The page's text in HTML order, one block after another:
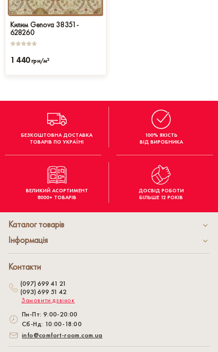
Килим Genova 38351-
628260
1 440 грн/м2
БЕЗКОШТОВНА ДОСТАВКА
ТОВАРІВ ПО УКРАЇНІ
100% ЯКІСТЬ
ВІД ВИРОБНИКА
ВЕЛИКИЙ АСОРТИМЕНТ
8000+ ТОВАРІВ
ДОСВІД РОБОТИ
БІЛЬШЕ 12 РОКІВ
Каталог товарів
Інформація
Контакти
(097) 699 41 21
(093) 699 51 42
Замовити дзвінок
Пн-Пт: 9:00-20:00
Сб-Нд: 10:00-18:00
info@comfort-room.com.ua